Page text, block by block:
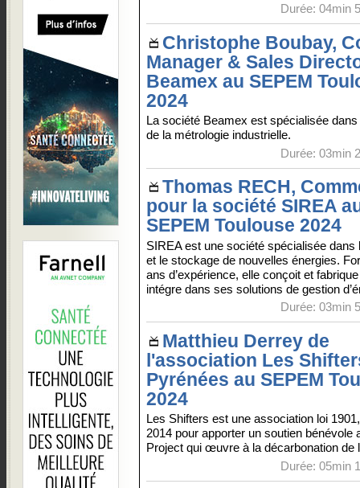
Durée: 04min
Christophe Boubay,
Manager & Sales
Beamex au SEPEM
2024
La société Beamex est spécialisée
de la métrologie industrielle.
Durée: 03min
Thomas RECH,
pour la société SIREA
SEPEM Toulouse 2024
SIREA est une société spécialisée dans
et le stockage de nouvelles énergies.
ans d’expérience, elle conçoit et
intégre dans ses solutions de gestion
Durée: 03min
Matthieu Derrey de
l'association Les
Pyrénées au SEPEM
2024
Les Shifters est une association loi
2014 pour apporter un soutien bénévole
Project qui œuvre à la décarbonation de
Durée: 05min